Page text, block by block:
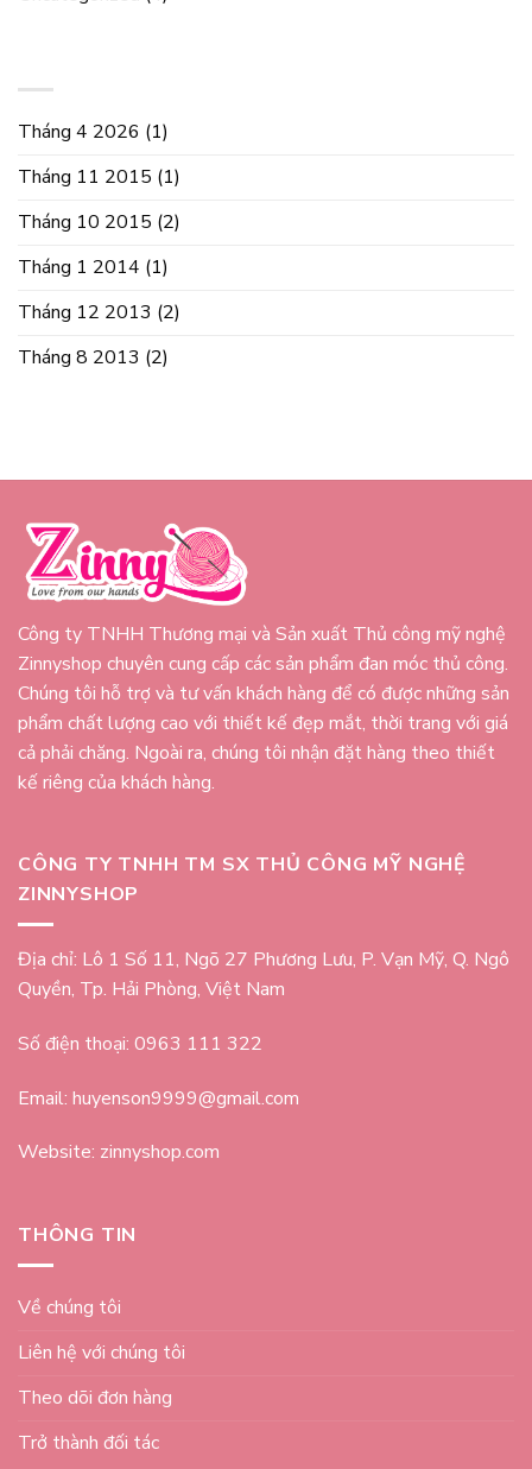
Tháng 4 2026 (1)
Tháng 11 2015 (1)
Tháng 10 2015 (2)
Tháng 1 2014 (1)
Tháng 12 2013 (2)
Tháng 8 2013 (2)
Công ty TNHH Thương mại và Sản xuất Thủ công mỹ nghệ
Zinnyshop chuyên cung cấp các sản phẩm đan móc thủ công.
Chúng tôi hỗ trợ và tư vấn khách hàng để có được những sản
phẩm chất lượng cao với thiết kế đẹp mắt, thời trang với giá
cả phải chăng. Ngoài ra, chúng tôi nhận đặt hàng theo thiết
kế riêng của khách hàng.
CÔNG TY TNHH TM SX THỦ CÔNG MỸ NGHỆ
ZINNYSHOP
Địa chỉ: Lô 1 Số 11, Ngõ 27 Phương Lưu, P. Vạn Mỹ, Q. Ngô
Quyền, Tp. Hải Phòng, Việt Nam
Số điện thoại: 0963 111 322
Email: huyenson9999@gmail.com
Website: zinnyshop.com
THÔNG TIN
Về chúng tôi
Liên hệ với chúng tôi
Theo dõi đơn hàng
Trở thành đối tác